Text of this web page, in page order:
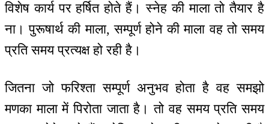
विशेष कार्य पर हर्षित होते हैं। स्नेह की माला तो तैयार है
ना। पुरूषार्थ की माला, सम्पूर्ण होने की माला वह तो समय
प्रति समय प्रत्यक्ष हो रही है।
जितना जो फरिश्ता सम्पूर्ण अनुभव होता है वह समझो
मणका माला में पिरोता जाता है। तो वह समय प्रति समय